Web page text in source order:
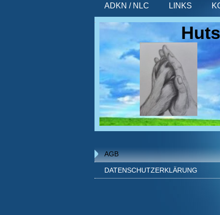
ADKN / NLC LINKS
AGB
DATENSCHUTZERKLÄRUNG